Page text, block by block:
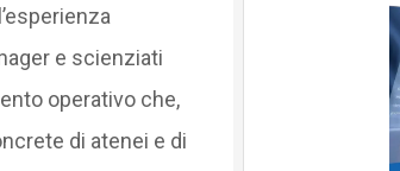
e scienziati
operativo che,
di atenei e di